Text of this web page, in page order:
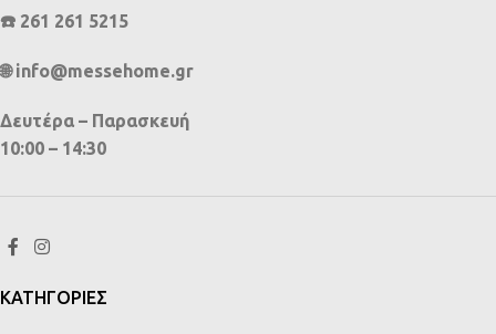
☎️ 261 261 5215
🌐 info@messehome.gr
Δευτέρα – Παρασκευή
10:00 – 14:30
ΚΑΤΗΓΟΡΙΕΣ